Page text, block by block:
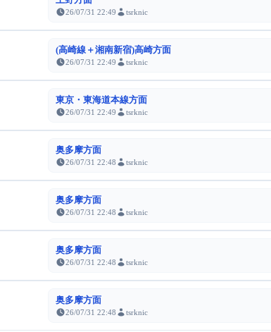
26/07/31 22:49 tsrknic
(高崎線＋湘南新宿)高崎方面
26/07/31 22:49 tsrknic
東京・東海道本線方面
26/07/31 22:49 tsrknic
奥多摩方面
26/07/31 22:48 tsrknic
奥多摩方面
26/07/31 22:48 tsrknic
奥多摩方面
26/07/31 22:48 tsrknic
奥多摩方面
26/07/31 22:48 tsrknic